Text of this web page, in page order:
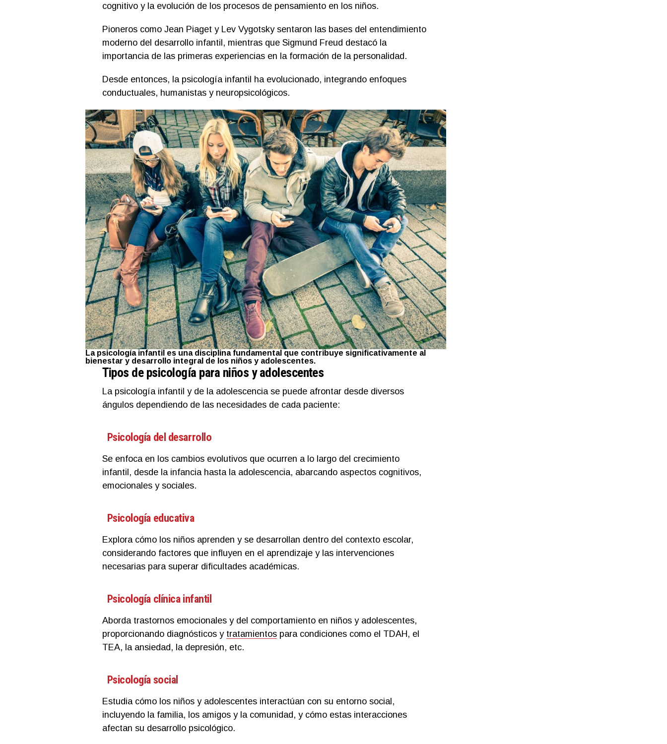
cognitivo y la evolución de los procesos de pensamiento en los niños.
Pioneros como Jean Piaget y Lev Vygotsky sentaron las bases del entendimiento
moderno del desarrollo infantil, mientras que Sigmund Freud destacó la
importancia de las primeras experiencias en la formación de la personalidad.
Desde entonces, la psicología infantil ha evolucionado, integrando enfoques
conductuales, humanistas y neuropsicológicos.
La psicología infantil es una disciplina fundamental que contribuye significativamente al
bienestar y desarrollo integral de los niños y adolescentes.
Tipos de psicología para niños y adolescentes
La psicología infantil y de la adolescencia se puede afrontar desde diversos
ángulos dependiendo de las necesidades de cada paciente:
Psicología del desarrollo
Se enfoca en los cambios evolutivos que ocurren a lo largo del crecimiento
infantil, desde la infancia hasta la adolescencia, abarcando aspectos cognitivos,
emocionales y sociales.
Psicología educativa
Explora cómo los niños aprenden y se desarrollan dentro del contexto escolar,
considerando factores que influyen en el aprendizaje y las intervenciones
necesarias para superar dificultades académicas.
Psicología clínica infantil
Aborda trastornos emocionales y del comportamiento en niños y adolescentes,
proporcionando diagnósticos y tratamientospara condiciones como el TDAH, el
TEA, la ansiedad, la depresión, etc.
Psicología social
Estudia cómo los niños y adolescentes interactúan con su entorno social,
incluyendo la familia, los amigos y la comunidad, y cómo estas interacciones
afectan su desarrollo psicológico.